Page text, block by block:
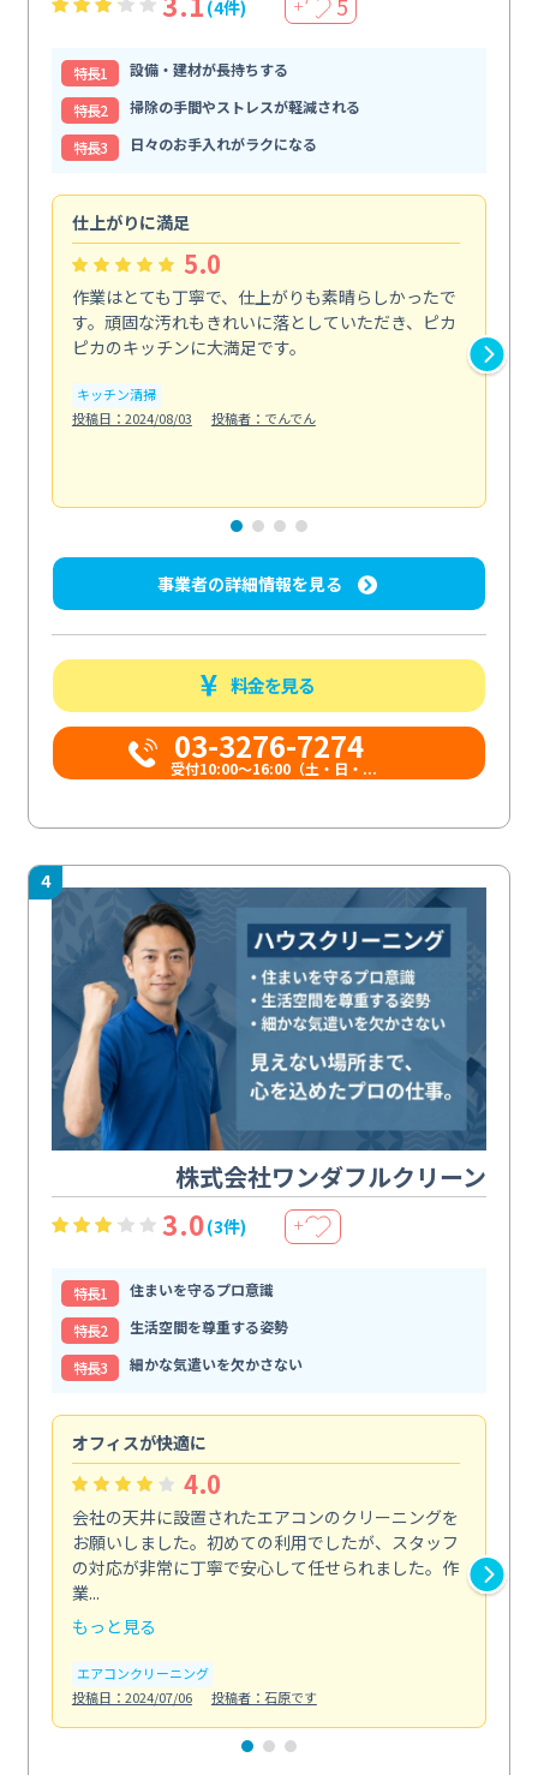
(4件) ＋ 5
特⻑1
設備・建材が長持ちする
特⻑2
掃除の手間やストレスが軽減される
特⻑3
日々のお手入れがラクになる
仕上がりに満足
5.0
作業はとても丁寧で、仕上がりも素晴らしかったで
す。頑固な汚れもきれいに落としていただき、ピカ
ピカのキッチンに大満足です。
キッチン清掃
投稿日：2024/08/03
投稿者：でんでん
事業者の詳細情報を見る
料金を見る
03-3276-7274
受付10:00〜16:00（土・日・...
4
株式会社ワンダフルクリーン
3.0(3件) ＋
特⻑1
住まいを守るプロ意識
特⻑2
生活空間を尊重する姿勢
特⻑3
細かな気遣いを欠かさない
オフィスが快適に
4.0
会社の天井に設置されたエアコンのクリーニングを
お願いしました。初めての利用でしたが、スタッフ
の対応が非常に丁寧で安心して任せられました。作
業...
もっと見る
エアコンクリーニング
投稿日：2024/07/06
投稿者：石原です